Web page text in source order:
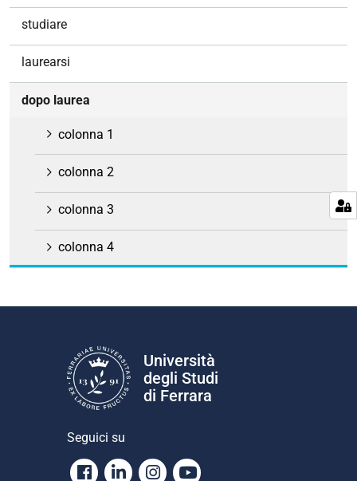
studiare
laurearsi
dopo laurea
colonna 1
colonna 2
colonna 3
colonna 4
Università
degli Studi
di Ferrara
Seguici su
Facebook
LinkedinInstagram
Youtube